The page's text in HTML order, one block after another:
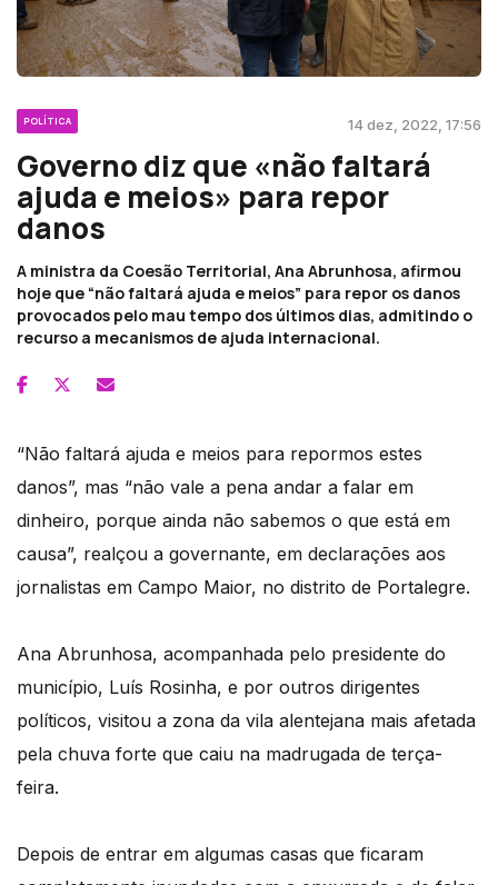
POLÍTICA 14 dez, 2022, 17:56
Governo diz que «não faltará
ajuda e meios» para repor
danos
A ministra da Coesão Territorial, Ana Abrunhosa, afirmou
hoje que “não faltará ajuda e meios” para repor os danos
provocados pelo mau tempo dos últimos dias, admitindo o
recurso a mecanismos de ajuda internacional.
“Não faltará ajuda e meios para repormos estes
danos”, mas “não vale a pena andar a falar em
dinheiro, porque ainda não sabemos o que está em
causa”, realçou a governante, em declarações aos
jornalistas em Campo Maior, no distrito de Portalegre.
Ana Abrunhosa, acompanhada pelo presidente do
município, Luís Rosinha, e por outros dirigentes
políticos, visitou a zona da vila alentejana mais afetada
pela chuva forte que caiu na madrugada de terça-
feira.
Depois de entrar em algumas casas que ficaram